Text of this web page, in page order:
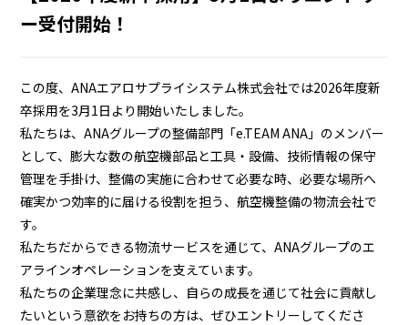
ー受付開始！
この度、ANAエアロサプライシステム株式会社では2026年度新
卒採用を3月1日より開始いたしました。
私たちは、ANAグループの整備部門「e.TEAM ANA」のメンバー
として、膨大な数の航空機部品と工具・設備、技術情報の保守
管理を手掛け、整備の実施に合わせて必要な時、必要な場所へ
確実かつ効率的に届ける役割を担う、航空機整備の物流会社で
す。
私たちだからできる物流サービスを通じて、ANAグループのエ
アラインオペレーションを支えています。
私たちの企業理念に共感し、自らの成長を通じて社会に貢献し
たいという意欲をお持ちの方は、ぜひエントリーしてくださ